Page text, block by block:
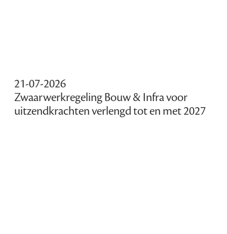
21-07-2026
Zwaarwerkregeling Bouw & Infra voor
uitzendkrachten verlengd tot en met 2027